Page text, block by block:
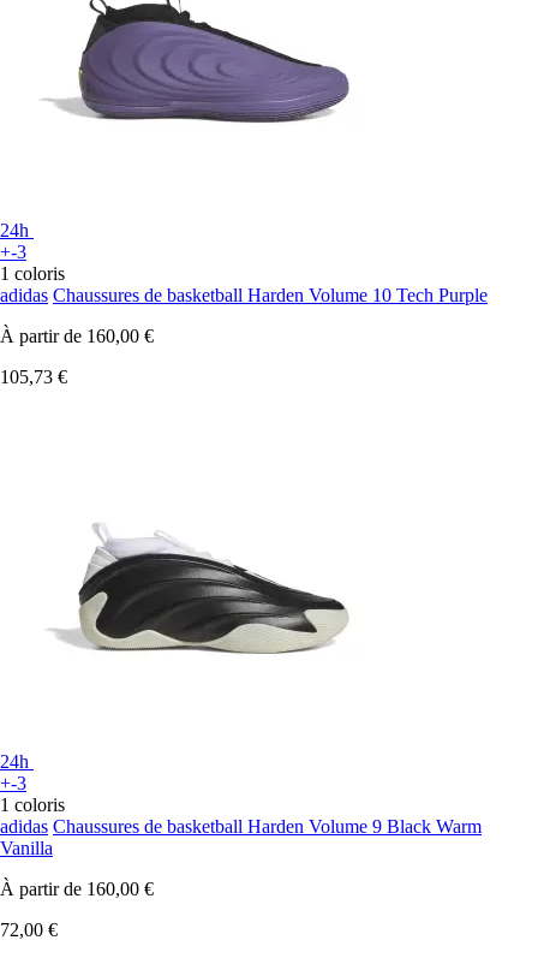
24h
+-3
1 coloris
adidas Chaussures de basketball Harden Volume 10 Tech Purple
À partir de 160,00 €
105,73 €
24h
+-3
1 coloris
adidas Chaussures de basketball Harden Volume 9 Black Warm
Vanilla
À partir de 160,00 €
72,00 €